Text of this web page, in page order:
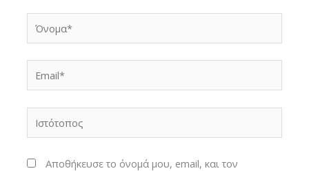
Ιστότοπος
Αποθήκευσε το όνομά μου, email, και τον